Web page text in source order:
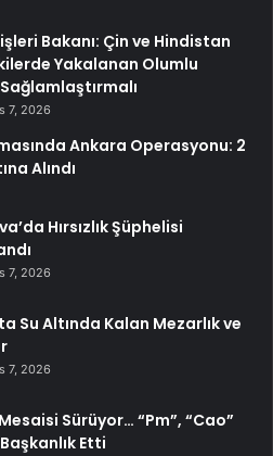
Bakanı: Çin ve Hindistan
Yakalanan Olumlu
7, 2026
Ankara Operasyonu: 2
Alındı
Hırsızlık Şüphelisi
7, 2026
Su Altında Kalan Mezarlık ve
7, 2026
Sürüyor… “Pm”, “Cao”
Etti